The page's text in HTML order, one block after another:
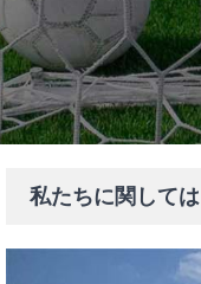
私たちに関しては